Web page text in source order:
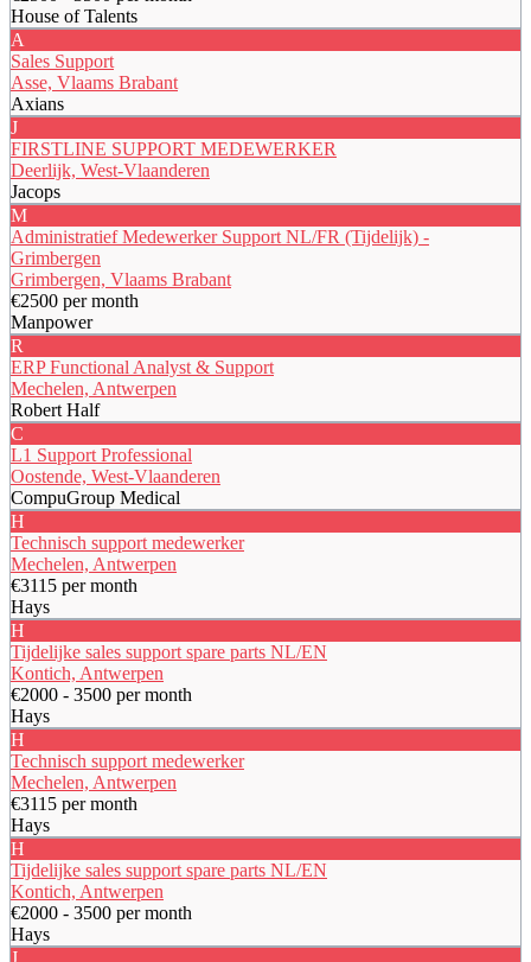
House of Talents
A
Sales Support
Asse, Vlaams Brabant
Axians
J
FIRSTLINE SUPPORT MEDEWERKER
Deerlijk, West-Vlaanderen
Jacops
M
Administratief Medewerker Support NL/FR (Tijdelijk) -
Grimbergen
Grimbergen, Vlaams Brabant
€2500 per month
Manpower
R
ERP Functional Analyst & Support
Mechelen, Antwerpen
Robert Half
C
L1 Support Professional
Oostende, West-Vlaanderen
CompuGroup Medical
H
Technisch support medewerker
Mechelen, Antwerpen
€3115 per month
Hays
H
Tijdelijke sales support spare parts NL/EN
Kontich, Antwerpen
€2000 - 3500 per month
Hays
H
Technisch support medewerker
Mechelen, Antwerpen
€3115 per month
Hays
H
Tijdelijke sales support spare parts NL/EN
Kontich, Antwerpen
€2000 - 3500 per month
Hays